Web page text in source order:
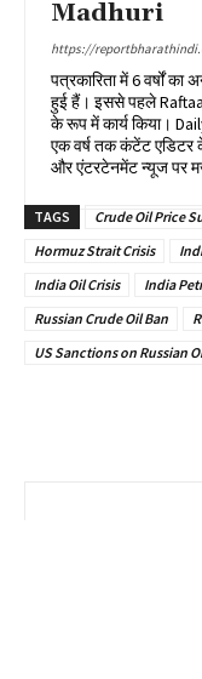
Madhuri
https://
पत्रकारिता में 6 वर्षों
हुई हैं। इससे पहले
के रूप में कार्य किया।
एक वर्ष तक कंटेंट एडिटर
और एंटरटेनमेंट न्यूज पर
TAGS Crude Oil Price
Hormuz Strait Crisis
India Oil Crisis
India
Russian Crude Oil Ban
US Sanctions on Russian